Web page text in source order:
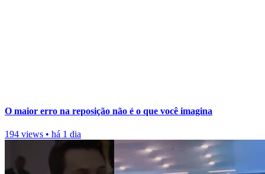
O maior erro na reposição não é o que você imagina
194 views • há 1 dia